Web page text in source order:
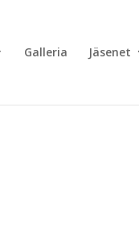
Galleria Jäsenet